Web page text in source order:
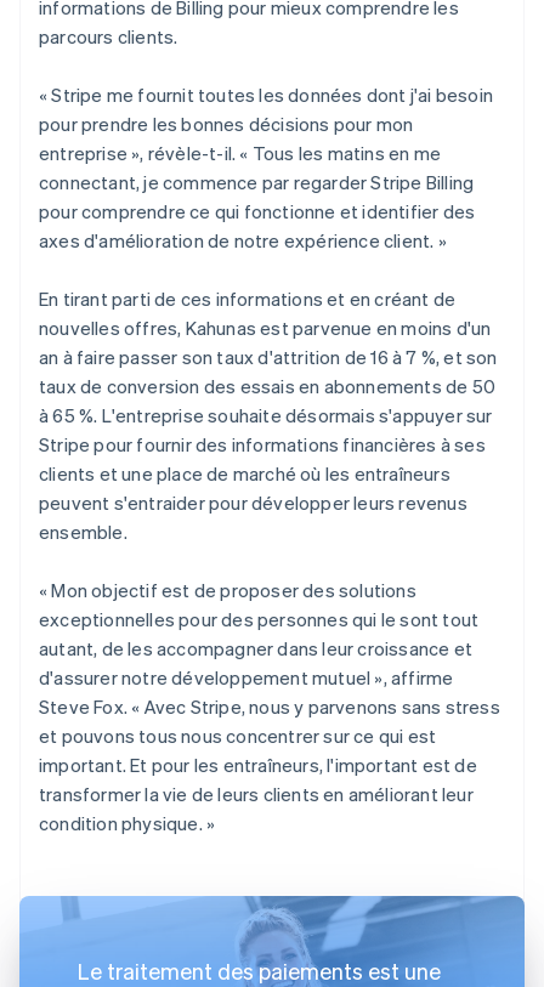
informations de Billing pour mieux comprendre les
parcours clients.
« Stripe me fournit toutes les données dont j'ai besoin
pour prendre les bonnes décisions pour mon
entreprise », révèle-t-il. « Tous les matins en me
connectant, je commence par regarder Stripe Billing
pour comprendre ce qui fonctionne et identifier des
axes d'amélioration de notre expérience client. »
En tirant parti de ces informations et en créant de
nouvelles offres, Kahunas est parvenue en moins d'un
an à faire passer son taux d'attrition de 16 à 7 %, et son
taux de conversion des essais en abonnements de 50
à 65 %. L'entreprise souhaite désormais s'appuyer sur
Stripe pour fournir des informations financières à ses
clients et une place de marché où les entraîneurs
peuvent s'entraider pour développer leurs revenus
ensemble.
« Mon objectif est de proposer des solutions
exceptionnelles pour des personnes qui le sont tout
autant, de les accompagner dans leur croissance et
d'assurer notre développement mutuel », affirme
Steve Fox. « Avec Stripe, nous y parvenons sans stress
et pouvons tous nous concentrer sur ce qui est
important. Et pour les entraîneurs, l'important est de
transformer la vie de leurs clients en améliorant leur
condition physique. »
Le traitement des paiements est une